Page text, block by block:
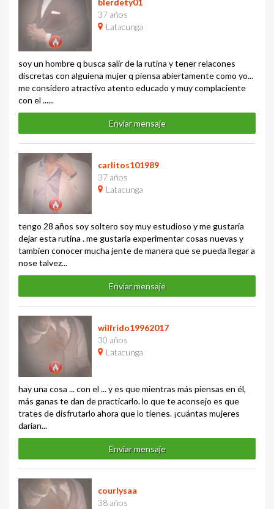
blerdety01
37 años
Latacunga
soy un hombre q busca salir de la rutina y tener relacones
discretas con alguiena mujer q piensa abiertamente como yo...
me considero atractivo atento educado y muy complaciente
con el ......
Enviar mensaje
carlitos101989
37 años
Latacunga
tengo 28 años soy soltero soy muy estudioso y me gustaria
dejar esta rutina . me gustaria experimentar cosas nuevas y
tambien conocer mucha jente de manera que se pueda llegar a
nose talvez...
Enviar mensaje
wilfrido19962017
30 años
Latacunga
hay una cosa ... con el ... y es que mientras más piensas en él,
más ganas te dan de practicarlo. lo que te aconsejo es que
trates de disfrutarlo ahora que lo tienes. ¡cuántas mujeres
darían...
Enviar mensaje
courlysaa
38 años